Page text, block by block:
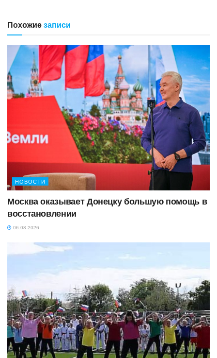
Похожиезаписи
НОВОСТИ
Москва оказывает Донецку большую помощь в
восстановлении
06.08.2026